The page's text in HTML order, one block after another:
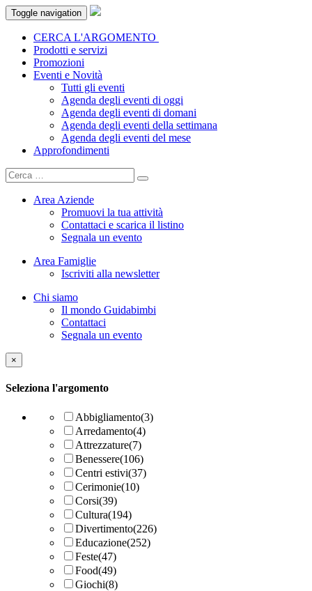
Toggle navigation
CERCA L'ARGOMENTO
Prodotti e servizi
Promozioni
Eventi e Novità
Tutti gli eventi
Agenda degli eventi di oggi
Agenda degli eventi di domani
Agenda degli eventi della settimana
Agenda degli eventi del mese
Approfondimenti
Area Aziende
Promuovi la tua attività
Contattaci e scarica il listino
Segnala un evento
Area Famiglie
Iscriviti alla newsletter
Chi siamo
Il mondo Guidabimbi
Contattaci
Segnala un evento
×
Seleziona l'argomento
Abbigliamento(3)
Arredamento(4)
Attrezzature(7)
Benessere(106)
Centri estivi(37)
Cerimonie(10)
Corsi(39)
Cultura(194)
Divertimento(226)
Educazione(252)
Feste(47)
Food(49)
Giochi(8)